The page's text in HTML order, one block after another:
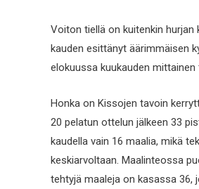
Voiton tiellä on kuitenkin hurjan
kauden esittänyt äärimmäisen
elokuussa kuukauden
Honka on Kissojen tavoin
20 pelatun ottelun jälkeen 33
kaudella vain 16 maalia, mikä
keskiarvoltaan. Maalinteossa
tehtyjä maaleja on kasassa 36,